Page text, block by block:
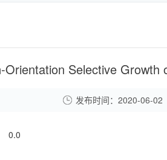
发布时间：2020-06-02
0.0